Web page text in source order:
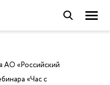
АО «Российский
«Час с